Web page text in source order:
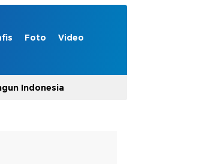
Foto Video
Indonesia